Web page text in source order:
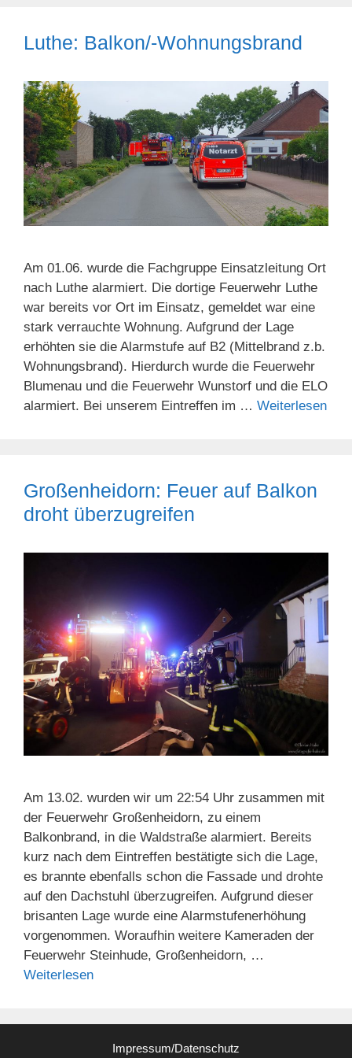
Luthe: Balkon/-Wohnungsbrand
Am 01.06. wurde die Fachgruppe Einsatzleitung Ort
nach Luthe alarmiert. Die dortige Feuerwehr Luthe
war bereits vor Ort im Einsatz, gemeldet war eine
stark verrauchte Wohnung. Aufgrund der Lage
erhöhten sie die Alarmstufe auf B2 (Mittelbrand z.b.
Wohnungsbrand). Hierdurch wurde die Feuerwehr
Blumenau und die Feuerwehr Wunstorf und die ELO
alarmiert. Bei unserem Eintreffen im … Weiterlesen
Großenheidorn: Feuer auf Balkon
droht überzugreifen
Am 13.02. wurden wir um 22:54 Uhr zusammen mit
der Feuerwehr Großenheidorn, zu einem
Balkonbrand, in die Waldstraße alarmiert. Bereits
kurz nach dem Eintreffen bestätigte sich die Lage,
es brannte ebenfalls schon die Fassade und drohte
auf den Dachstuhl überzugreifen. Aufgrund dieser
brisanten Lage wurde eine Alarmstufenerhöhung
vorgenommen. Woraufhin weitere Kameraden der
Feuerwehr Steinhude, Großenheidorn, …
Weiterlesen
Impressum/Datenschutz